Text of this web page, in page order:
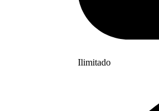
Ilimitado